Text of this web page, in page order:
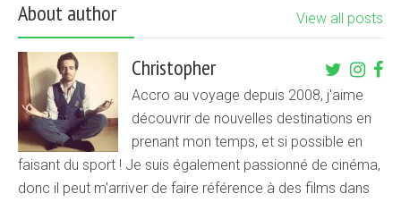
About author View all posts
Christopher
Accro au voyage depuis 2008, j'aime
découvrir de nouvelles destinations en
prenant mon temps, et si possible en
faisant du sport ! Je suis également passionné de cinéma,
donc il peut m'arriver de faire référence à des films dans